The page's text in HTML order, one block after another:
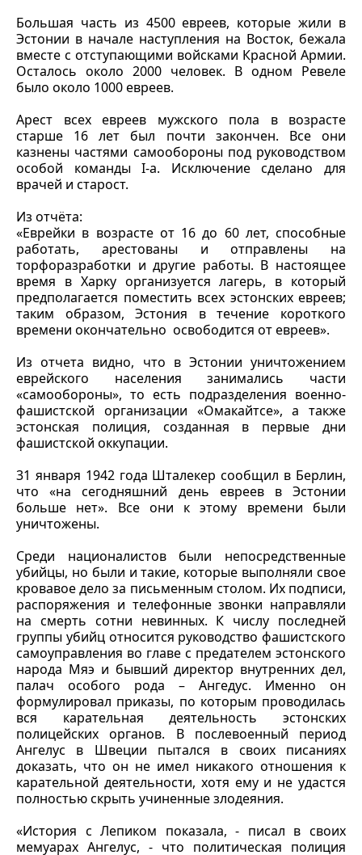
Большая часть из 4500 евреев, которые жили в
Эстонии в начале наступления на Восток, бежала
вместе с отступающими войсками Красной Армии.
Осталось около 2000 человек. В одном Ревеле
было около 1000 евреев.
Арест всех евреев мужского пола в возрасте
старше 16 лет был почти закончен. Все они
казнены частями самообороны под руководством
особой команды I-а. Исключение сделано для
врачей и старост.
Из отчёта:
«Еврейки в возрасте от 16 до 60 лет, способные
работать, арестованы и отправлены на
торфоразработки и другие работы. В настоящее
время в Харку организуется лагерь, в который
предполагается поместить всех эстонских евреев;
таким образом, Эстония в течение короткого
времени окончательно освободится от евреев».
Из отчета видно, что в Эстонии уничтожением
еврейского населения занимались части
«самообороны», то есть подразделения военно-
фашистской организации «Омакайтсе», а также
эстонская полиция, созданная в первые дни
фашистской оккупации.
31 января 1942 года Шталекер сообщил в Берлин,
что «на сегодняшний день евреев в Эстонии
больше нет». Все они к этому времени были
уничтожены.
Среди националистов были непосредственные
убийцы, но были и такие, которые выполняли свое
кровавое дело за письменным столом. Их подписи,
распоряжения и телефонные звонки направляли
на смерть сотни невинных. К числу последней
группы убийц относится руководство фашистского
самоуправления во главе с предателем эстонского
народа Мяэ и бывший директор внутренних дел,
палач особого рода – Ангедус. Именно он
формулировал приказы, по которым проводилась
вся карательная деятельность эстонских
полицейских органов. В послевоенный период
Ангелус в Швеции пытался в своих писаниях
доказать, что он не имел никакого отношения к
карательной деятельности, хотя ему и не удастся
полностью скрыть учиненные злодеяния.
«История с Лепиком показала, - писал в своих
мемуарах Ангелус, - что политическая полиция